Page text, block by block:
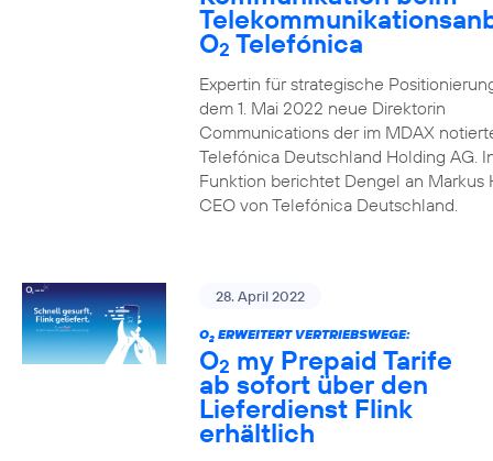
O2 Telefónica
Expertin für strategische
dem 1. Mai 2022 neue Direktorin
Communications der im MDAX
Telefónica Deutschland Holding AG.
Funktion berichtet Dengel an Markus
CEO von Telefónica Deutschland.
28. April 2022
O2ERWEITERT VERTRIEBSWEGE:
O2 my Prepaid Tarife
ab sofort über den
Lieferdienst Flink
erhältlich